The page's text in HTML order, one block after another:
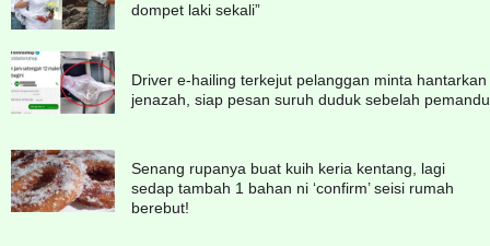
dompet laki sekali”
Driver e-hailing terkejut pelanggan minta hantarkan
jenazah, siap pesan suruh duduk sebelah pemandu
Senang rupanya buat kuih keria kentang, lagi
sedap tambah 1 bahan ni ‘confirm’ seisi rumah
berebut!